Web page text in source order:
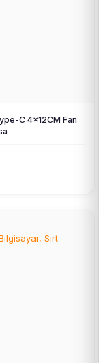
C 4×12CM Fan